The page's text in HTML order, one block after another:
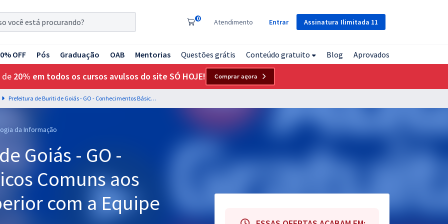
Assinatura Ilimitada 11
0 Atendimento Entrar
OFF Pós Graduação OAB Mentorias Questões grátis Conteúdo gratuito Blog Aprovados
de 20% em todos os cursos avulsos do site SÓ HOJE! Comprar agora
Prefeitura de Buriti de Goiás - GO - Conhecimentos Básicos Comuns aos Cargos de Nível Superior com a Equipe Gran
da Informação
Goiás - GO -
Comuns aos
com a Equipe